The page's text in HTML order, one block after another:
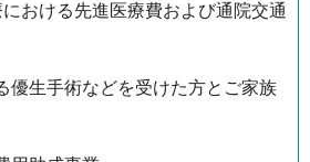
おける先進医療費および通院交通
優生手術などを受けた方とご家族